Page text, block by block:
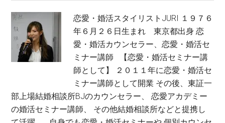
恋愛・婚活スタイリストJURI １９７６
年６月２６日生まれ 東京都出身 恋
愛・婚活カウンセラー、恋愛・婚活セ
ミナー講師 【恋愛・婚活セミナー講
師として】 ２０１１年に恋愛・婚活セ
ミナー講師として開業 その後、東証一
部上場結婚相談所BJのカウンセラー、 恋愛アカデミー
の婚活セミナー講師、 その他結婚相談所などと提携し